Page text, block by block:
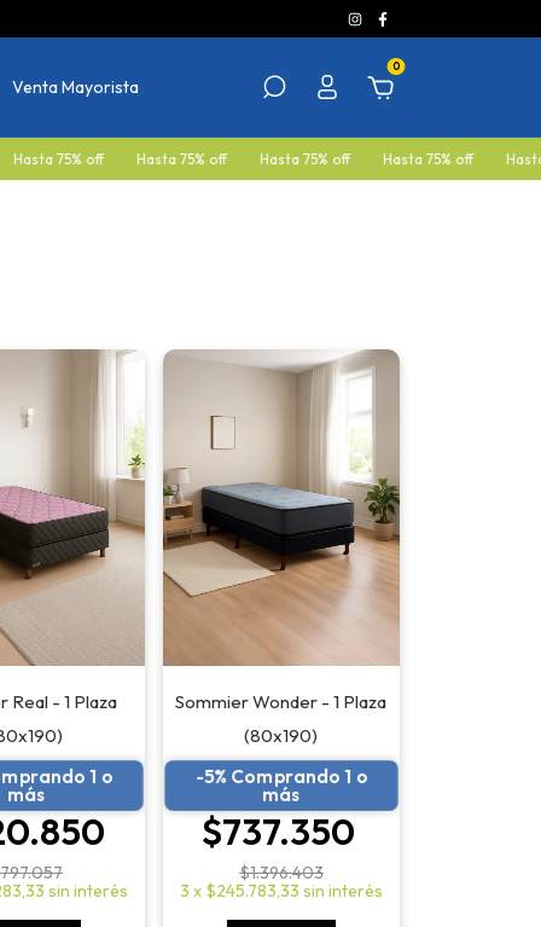
Venta Mayorista
0
off Hasta 75% off Hasta 75% off Hasta 75% off Hasta 75%
Real - 1 Plaza
1 o
más
sin interés
Sommier Wonder - 1 Plaza
(80x190)
-5% Comprando 1 o
más
$737.350
$1.396.403
3 x $245.783,33 sin interés